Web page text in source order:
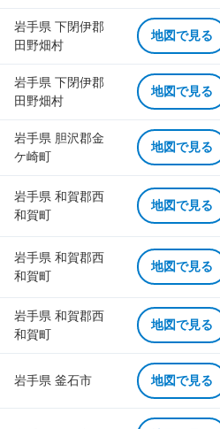
岩手県 下閉伊郡
田野畑村
地図で見る
岩手県 下閉伊郡
田野畑村
地図で見る
岩手県 胆沢郡金
ケ崎町
地図で見る
岩手県 和賀郡西
和賀町
地図で見る
岩手県 和賀郡西
和賀町
地図で見る
岩手県 和賀郡西
和賀町
地図で見る
岩手県 釜石市 地図で見る